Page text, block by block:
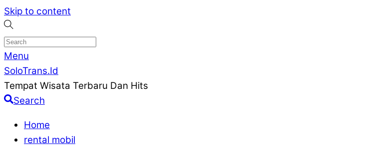
Skip to content
Menu
SoloTrans.Id
Tempat Wisata Terbaru Dan Hits
Search
Home
rental mobil